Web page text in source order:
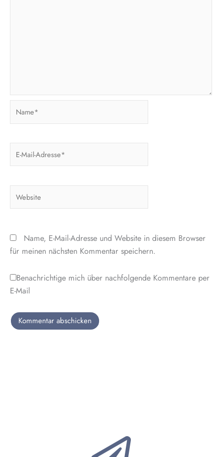
Name, E-Mail-Adresse und Website in diesem Browser
für meinen nächsten Kommentar speichern.
Benachrichtige mich über nachfolgende Kommentare per
E-Mail